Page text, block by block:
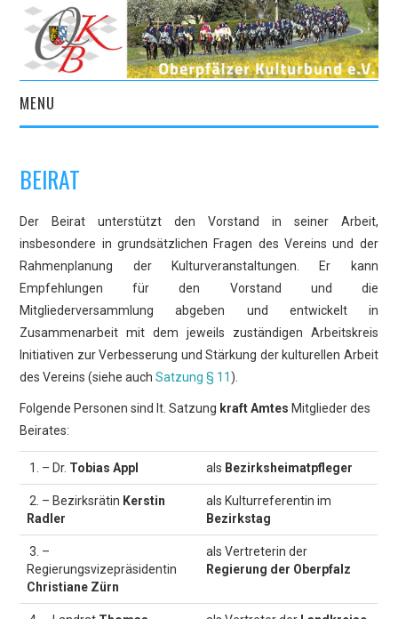
MENU
AKTUELLES
VEREIN
KULTURPORTAL
ARCHIV
KONTAKT
BEIRAT
Der Beirat unterstützt den Vorstand in seiner Arbeit,
insbesondere in grundsätzlichen Fragen des Vereins und der
Rahmenplanung der Kulturveranstaltungen. Er kann
Empfehlungen für den Vorstand und die
Mitgliederversammlung abgeben und entwickelt in
Zusammenarbeit mit dem jeweils zuständigen Arbeitskreis
Initiativen zur Verbesserung und Stärkung der kulturellen Arbeit
des Vereins (siehe auchSatzung § 11).
Folgende Personen sind lt. Satzung kraft AmtesMitglieder des
Beirates:
1. – Dr. Tobias Appl als Bezirksheimatpfleger
2. – Bezirksrätin Kerstin
Radler
als Kulturreferentin im
Bezirkstag
3. –
Regierungsvizepräsidentin
Christiane Zürn
als Vertreterin der
Regierung der Oberpfalz